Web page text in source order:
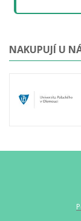
NAKUPUJÍ U